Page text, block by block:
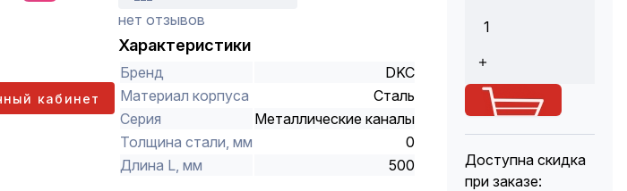
кабинет
нет отзывов
Характеристики
Бренд
DKC
Материал корпуса
Сталь
Серия
Металлические каналы
Толщина стали, мм
0
Длина L, мм
500
Доступна скидка
при заказе: